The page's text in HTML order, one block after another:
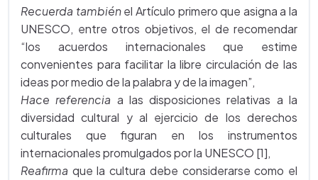
Recuerda tambiénel Artículo primero que asigna a la
UNESCO, entre otros objetivos, el de recomendar
“los acuerdos internacionales que estime
convenientes para facilitar la libre circulación de las
ideas por medio de la palabra y de la imagen”,
Hace referencia a las disposiciones relativas a la
diversidad cultural y al ejercicio de los derechos
culturales que figuran en los instrumentos
internacionales promulgados por la UNESCO [1],
Reafirma que la cultura debe considerarse como el